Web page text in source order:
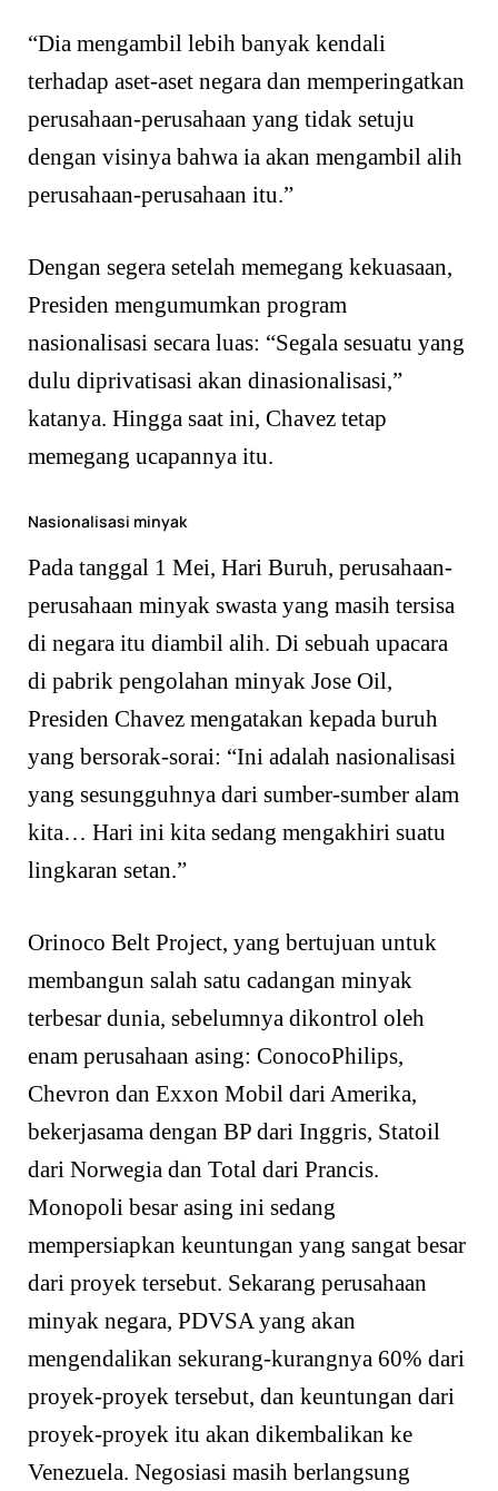
“Dia mengambil lebih banyak kendali
terhadap aset-aset negara dan memperingatkan
perusahaan-perusahaan yang tidak setuju
dengan visinya bahwa ia akan mengambil alih
perusahaan-perusahaan itu.”
Dengan segera setelah memegang kekuasaan,
Presiden mengumumkan program
nasionalisasi secara luas: “Segala sesuatu yang
dulu diprivatisasi akan dinasionalisasi,”
katanya. Hingga saat ini, Chavez tetap
memegang ucapannya itu.
Nasionalisasi minyak
Pada tanggal 1 Mei, Hari Buruh, perusahaan-
perusahaan minyak swasta yang masih tersisa
di negara itu diambil alih. Di sebuah upacara
di pabrik pengolahan minyak Jose Oil,
Presiden Chavez mengatakan kepada buruh
yang bersorak-sorai: “Ini adalah nasionalisasi
yang sesungguhnya dari sumber-sumber alam
kita… Hari ini kita sedang mengakhiri suatu
lingkaran setan.”
Orinoco Belt Project, yang bertujuan untuk
membangun salah satu cadangan minyak
terbesar dunia, sebelumnya dikontrol oleh
enam perusahaan asing: ConocoPhilips,
Chevron dan Exxon Mobil dari Amerika,
bekerjasama dengan BP dari Inggris, Statoil
dari Norwegia dan Total dari Prancis.
Monopoli besar asing ini sedang
mempersiapkan keuntungan yang sangat besar
dari proyek tersebut. Sekarang perusahaan
minyak negara, PDVSA yang akan
mengendalikan sekurang-kurangnya 60% dari
proyek-proyek tersebut, dan keuntungan dari
proyek-proyek itu akan dikembalikan ke
Venezuela. Negosiasi masih berlangsung